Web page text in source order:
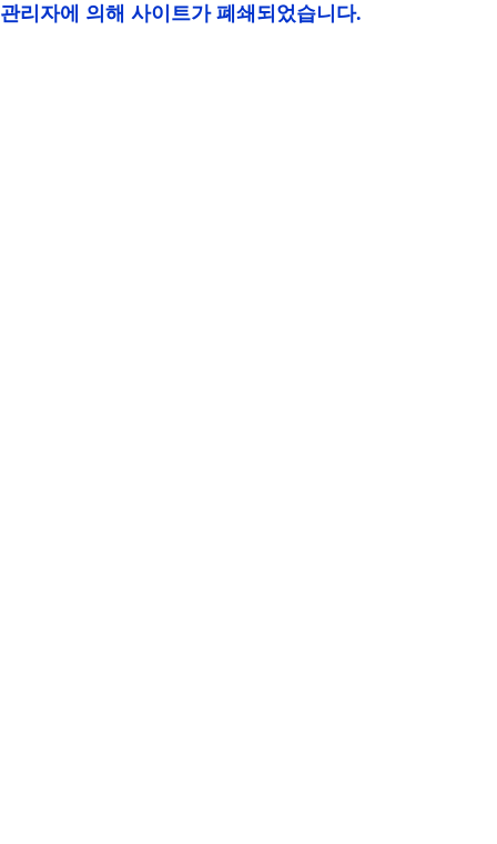
관리자에 의해 사이트가 폐쇄되었습니다.